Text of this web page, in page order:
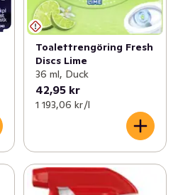
Toalettrengöring Fresh
Discs Lime
36 ml, Duck
42,95 kr
1 193,06 kr /l